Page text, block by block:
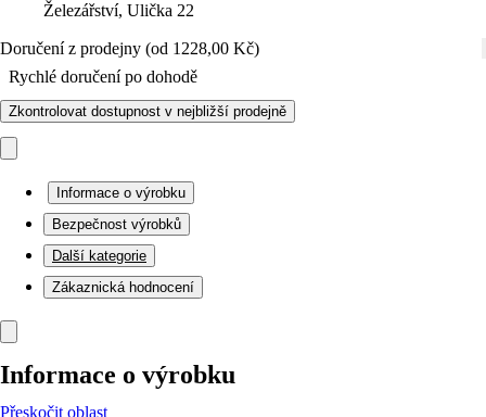
Železářství, Ulička 22
Doručení z prodejny (od 1228,00 Kč)
Rychlé doručení po dohodě
Zkontrolovat dostupnost v nejbližší prodejně
Informace o výrobku
Bezpečnost výrobků
Další kategorie
Zákaznická hodnocení
Informace o výrobku
Přeskočit oblast